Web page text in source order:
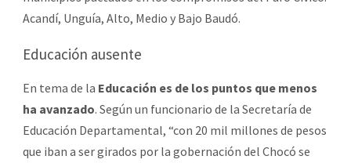
Acandí, Unguía, Alto, Medio y Bajo Baudó.
Educación ausente
En tema de la Educación es de los puntos que menos
ha avanzado. Según un funcionario de la Secretaría de
Educación Departamental, “con 20 mil millones de pesos
que iban a ser girados por la gobernación del Chocó se